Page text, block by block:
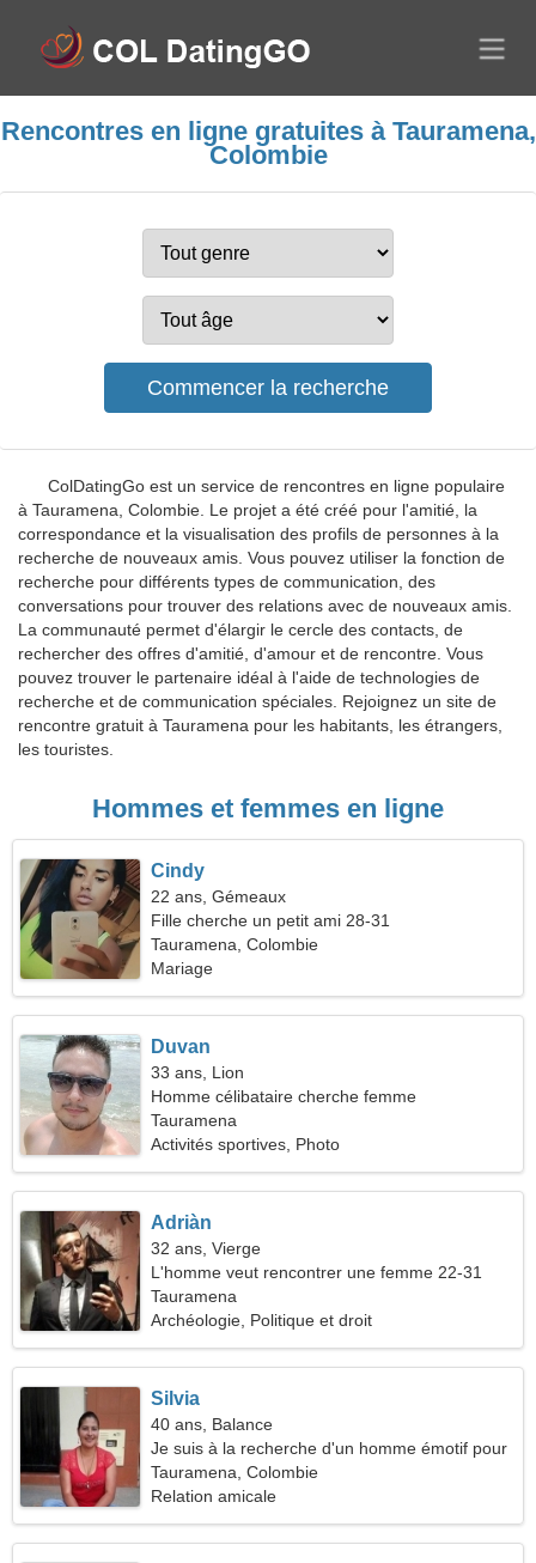
Rencontres en ligne gratuites à Tauramena,
Colombie
ColDatingGo est un service de rencontres en ligne populaire
à Tauramena, Colombie. Le projet a été créé pour l'amitié, la
correspondance et la visualisation des profils de personnes à la
recherche de nouveaux amis. Vous pouvez utiliser la fonction de
recherche pour différents types de communication, des
conversations pour trouver des relations avec de nouveaux amis.
La communauté permet d'élargir le cercle des contacts, de
rechercher des offres d'amitié, d'amour et de rencontre. Vous
pouvez trouver le partenaire idéal à l'aide de technologies de
recherche et de communication spéciales. Rejoignez un site de
rencontre gratuit à Tauramena pour les habitants, les étrangers,
les touristes.
Hommes et femmes en ligne
Cindy
22 ans, Gémeaux
Fille cherche un petit ami 28-31
Tauramena, Colombie
Mariage
Duvan
33 ans, Lion
Homme célibataire cherche femme
Tauramena
Activités sportives, Photo
Adriàn
32 ans, Vierge
L'homme veut rencontrer une femme 22-31
Tauramena
Archéologie, Politique et droit
Silvia
40 ans, Balance
Je suis à la recherche d'un homme émotif pour
le ski
Tauramena, Colombie
Relation amicale